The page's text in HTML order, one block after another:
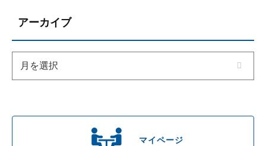
マイページ
アーカイブ